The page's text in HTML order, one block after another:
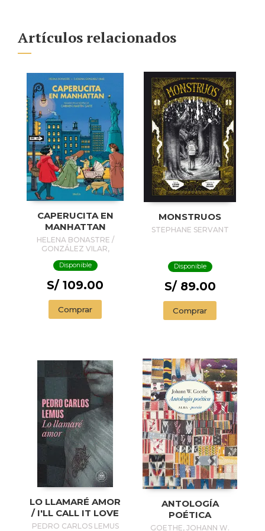
Artículos relacionados
CAPERUCITA EN
MANHATTAN
HELENA BONASTRE /
GONZÁLEZ VILAR,
Disponible
S/ 109.00
Comprar
MONSTRUOS
STEPHANE SERVANT
Disponible
S/ 89.00
Comprar
LO LLAMARÉ AMOR
/ I'LL CALL IT LOVE
PEDRO CARLOS LEMUS
ANTOLOGÍA
POÉTICA
GOETHE, JOHANN W.